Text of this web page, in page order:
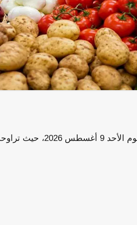
شهدت أسعار الخضروات استقراراً في